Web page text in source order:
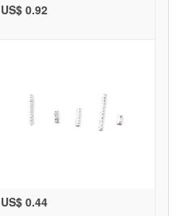
US$ 0.92
US$ 0.44